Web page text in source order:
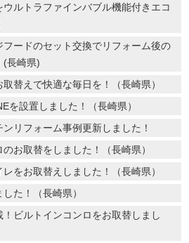
ルトラファインバブル機能付きエコ
ードのセット交換でリフォーム後の
(長崎県)
替えで快適な毎日を！（長崎県）
を設置しました！（長崎県）
リフォーム事例更新しました！
お取替をしました！（長崎県）
をお取替えしました！（長崎県）
た！（長崎県）
ビルトインコンロをお取替しまし